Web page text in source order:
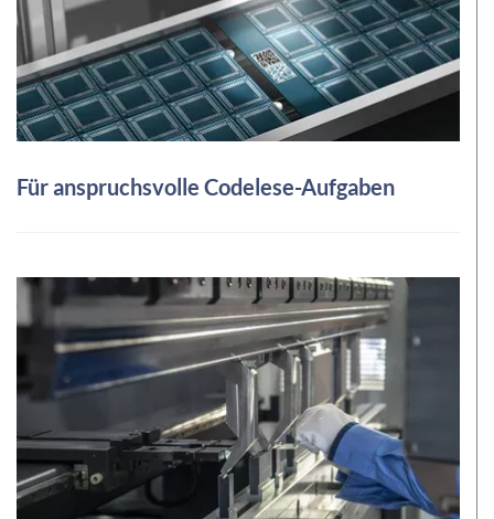
Für anspruchsvolle Codelese-Aufgaben